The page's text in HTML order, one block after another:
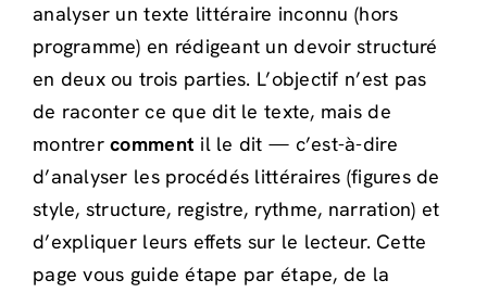
analyser un texte littéraire inconnu (hors
programme) en rédigeant un devoir structuré
en deux ou trois parties. L’objectif n’est pas
de raconter ce que dit le texte, mais de
montrercomment il le dit — c’est-à-dire
d’analyser les procédés littéraires (figures de
style, structure, registre, rythme, narration) et
d’expliquer leurs effets sur le lecteur. Cette
page vous guide étape par étape, de la